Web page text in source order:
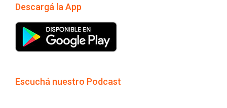
Descargá la App
Escuchá nuestro Podcast